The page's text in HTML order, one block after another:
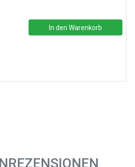
In den Warenkorb